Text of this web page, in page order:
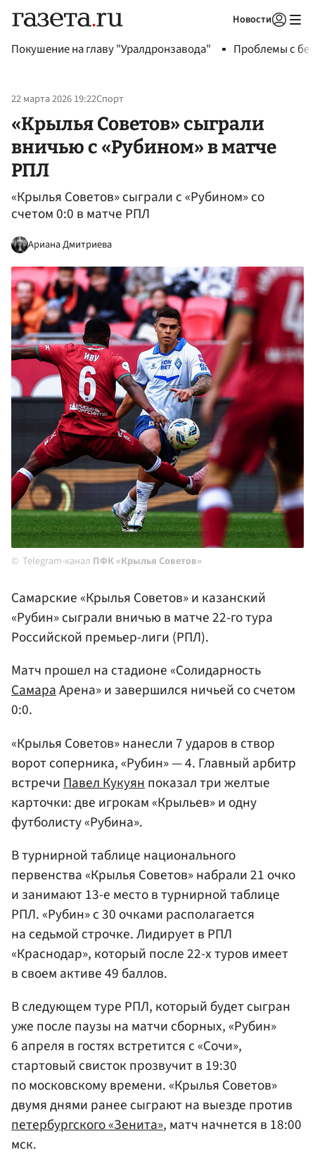
Новости
Покушение на главу "Уралдронзавода" Проблемы с
22 марта 2026 19:22Спорт
«Крылья Советов» сыграли
вничью с «Рубином» в матче
РПЛ
«Крылья Советов» сыграли с «Рубином» со
счетом 0:0 в матче РПЛ
Ариана Дмитриева
Telegram-канал ПФК «Крылья Советов»
Самарские «Крылья Советов» и казанский
«Рубин» сыграли вничью в матче 22-го тура
Российской премьер-лиги (РПЛ).
Матч прошел на стадионе «Солидарность
СамараАрена» и завершился ничьей со счетом
0:0.
«Крылья Советов» нанесли 7 ударов в створ
ворот соперника, «Рубин» — 4. Главный арбитр
встречи Павел Кукуян показал три желтые
карточки: две игрокам «Крыльев» и одну
футболисту «Рубина».
В турнирной таблице национального
первенства «Крылья Советов» набрали 21 очко
и занимают 13-е место в турнирной таблице
РПЛ. «Рубин» с 30 очками располагается
на седьмой строчке. Лидирует в РПЛ
«Краснодар», который после 22-х туров имеет
в своем активе 49 баллов.
В следующем туре РПЛ, который будет сыгран
уже после паузы на матчи сборных, «Рубин»
6 апреля в гостях встретится с «Сочи»,
стартовый свисток прозвучит в 19:30
по московскому времени. «Крылья Советов»
двумя днями ранее сыграют на выезде против
петербургского «Зенита», матч начнется в 18:00
мск.